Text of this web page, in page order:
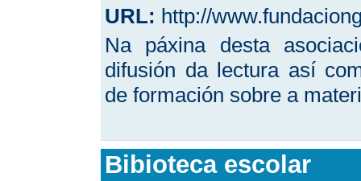
URL: http://
Na páxina desta
difusión da lectura así
de formación sobre a
Bibioteca escolar